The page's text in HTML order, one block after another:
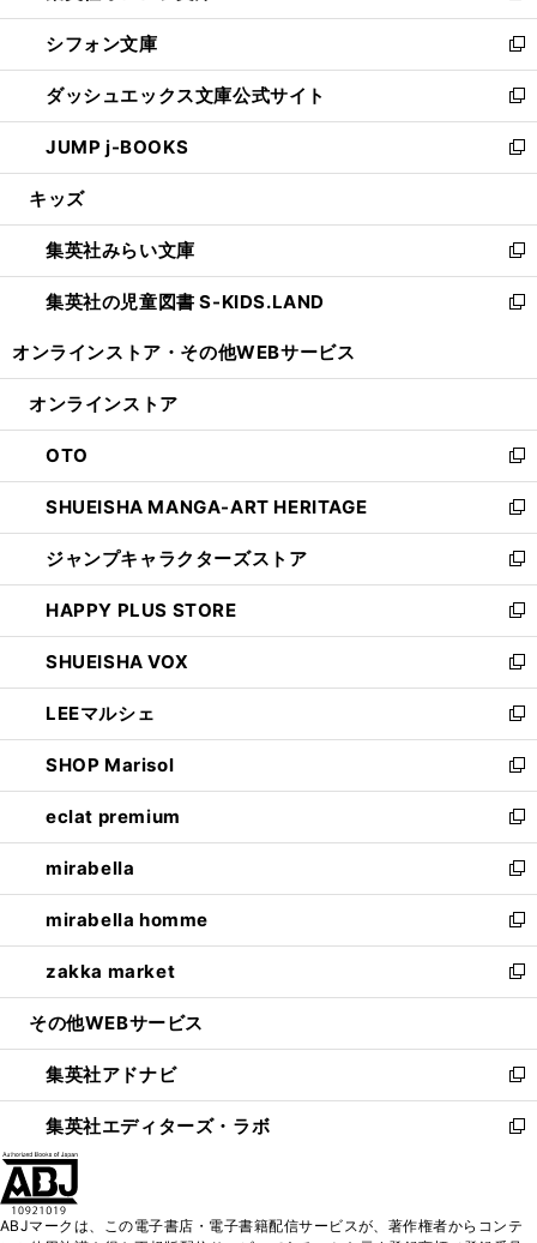
開
く
ウ
で
開
く
ウ
ィ
ン
ド
ウ
で
開
し
い
ウ
ィ
ン
ド
ウ
開
く
シフォン文庫
新
し
い
ウ
ィ
ン
ウ
で
開
く
ダッシュエックス文庫公式サイト
新
し
い
ウ
ン
ド
ウ
で
JUMP j-BOOKS
新
し
ウ
ィ
ン
ド
開
キッズ
集英社みらい文庫
新
し
い
ン
ウ
で
開
く
集英社の児童図書 S-KIDS.LAND
新
ウ
ン
ド
ウ
で
開
く
オンラインストア・ その他WEBサービス
オンラインストア
OTO
新
し
い
ウ
ィ
ン
ド
ウ
で
開
く
SHUEISHA MANGA-ART HERITAGE
新
し
い
ウ
ィ
ン
ド
ウ
で
開
く
ジャンプキャラクターズストア
新
し
い
ウ
ィ
ン
ド
ウ
で
開
く
HAPPY PLUS STORE
新
し
い
ウ
ィ
ン
ド
ウ
で
開
く
SHUEISHA VOX
新
し
い
ウ
ィ
ン
ド
ウ
で
開
く
LEEマルシェ
新
し
い
ウ
ィ
ン
ド
ウ
で
開
く
SHOP Marisol
新
し
い
ウ
ィ
ン
ド
ウ
で
開
eclat premium
新
し
い
ウ
ィ
ン
ド
ウ
開
く
mirabella
新
し
い
ウ
ィ
ン
ウ
で
開
く
mirabella homme
新
し
い
ウ
ン
ド
ウ
で
zakka market
新
し
ウ
ィ
ン
ド
く
その他WEBサービス
集英社アドナビ
新
し
い
ド
集英社エディターズ・ラボ
新
ィ
ABJマークは、この電子書店・電子書籍配信サービスが、著作権者からコンテ